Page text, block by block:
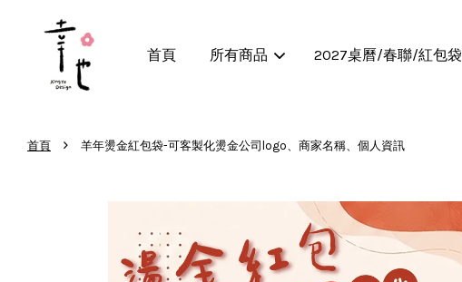
首頁 所有商品 2027桌曆/春聯/紅包袋
首頁 › 羊年燙金紅包袋-可客製化燙金公司logo、商家名稱、個人資訊